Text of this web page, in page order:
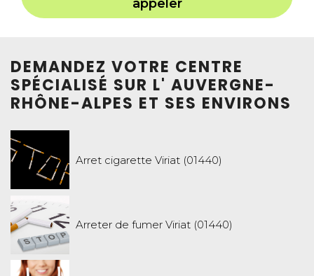
appeler
DEMANDEZ VOTRE CENTRE
SPÉCIALISÉ SUR L' AUVERGNE-
RHÔNE-ALPES ET SES ENVIRONS
Arret cigarette Viriat (01440)
Arreter de fumer Viriat (01440)